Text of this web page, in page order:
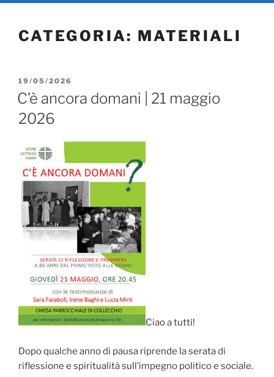
CATEGORIA: MATERIALI
PUBBLICATO
IL
19/05/2026
C’è ancora domani | 21 maggio
2026
Ciao a tutti!
Dopo qualche anno di pausa riprende la serata di
riflessione e spiritualità sull’impegno politico e sociale.